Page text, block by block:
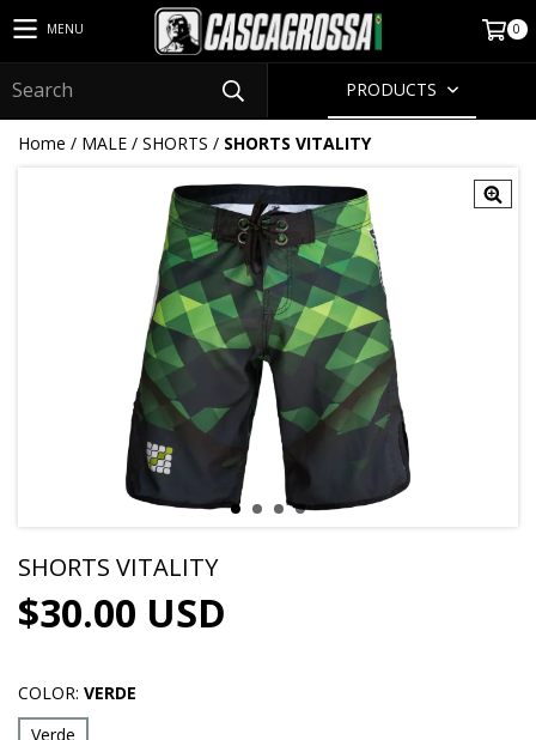
MENU 0
PRODUCTS
Home / MALE / SHORTS / SHORTS VITALITY
SHORTS VITALITY
$30.00 USD
COLOR: VERDE
Verde